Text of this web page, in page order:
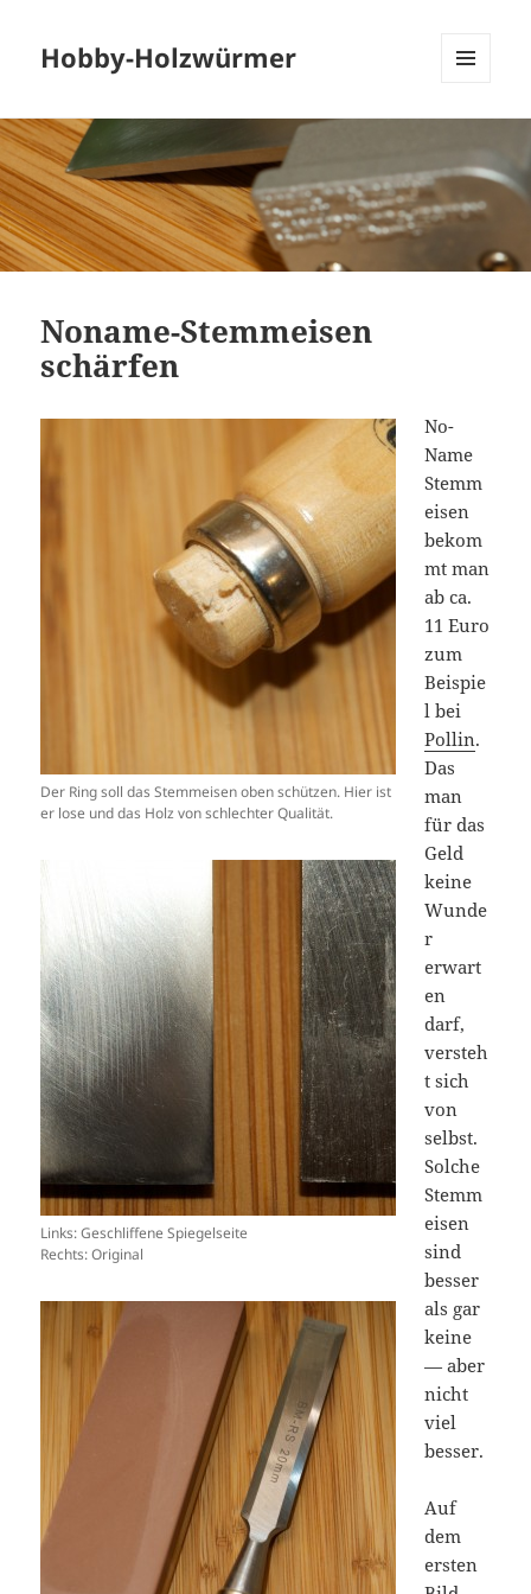
Hobby-Holzwürmer
Noname-Stemmeisen
schärfen
Der Ring soll das Stemmeisen oben schützen. Hier ist
er lose und das Holz von schlechter Qualität.
Links: Geschliffene Spiegelseite
Rechts: Original
No-
Name
Stemm
eisen
bekom
mt man
ab ca.
11 Euro
zum
Beispie
l bei
Pollin.
Das
man
für das
Geld
keine
Wunde
r
erwart
en
darf,
versteh
t sich
von
selbst.
Solche
Stemm
eisen
sind
besser
als gar
keine
— aber
nicht
viel
besser.
Auf
dem
ersten